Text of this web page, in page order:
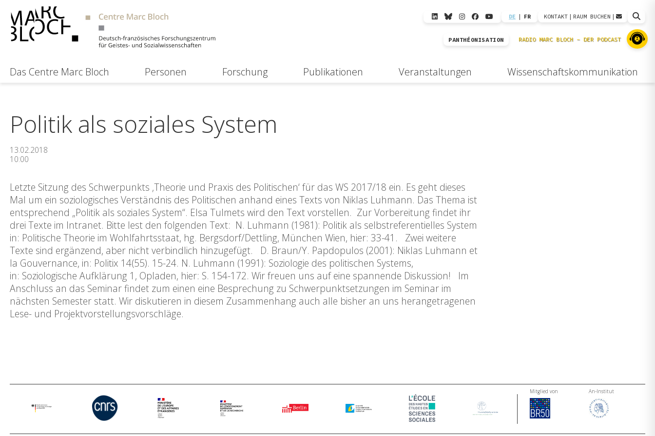
DE | FR KONTAKT | RAUM BUCHEN |
PANTHÉONISATION
Das Centre Marc Bloch Personen Forschung Publikationen Veranstaltungen Wissenschaftskommunikation
Politik als soziales System
13.02.2018
10:00
Letzte Sitzung des Schwerpunkts ‚Theorie und Praxis des Politischen‘ für das WS 2017/18 ein. Es geht dieses
Mal um ein soziologisches Verständnis des Politischen anhand eines Texts von Niklas Luhmann. Das Thema ist
entsprechend „Politik als soziales System“. Elsa Tulmets wird den Text vorstellen. Zur Vorbereitung findet ihr
drei Texte im Intranet. Bitte lest den folgenden Text: N. Luhmann (1981): Politik als selbstreferentielles System
in: Politische Theorie im Wohlfahrtsstaat, hg. Bergsdorf/Dettling, München Wien, hier: 33-41. Zwei weitere
Texte sind ergänzend, aber nicht verbindlich hinzugefügt. D. Braun/Y. Papdopulos (2001): Niklas Luhmann et
la Gouvernance, in: Politix 14(55). 15-24. N. Luhmann (1991): Soziologie des politischen Systems,
in: Soziologische Aufklärung 1, Opladen, hier: S. 154-172. Wir freuen uns auf eine spannende Diskussion! Im
Anschluss an das Seminar findet zum einen eine Besprechung zu Schwerpunktsetzungen im Seminar im
nächsten Semester statt. Wir diskutieren in diesem Zusammenhang auch alle bisher an uns herangetragenen
Lese- und Projektvorstellungsvorschläge.
Mitglied von An-Institut